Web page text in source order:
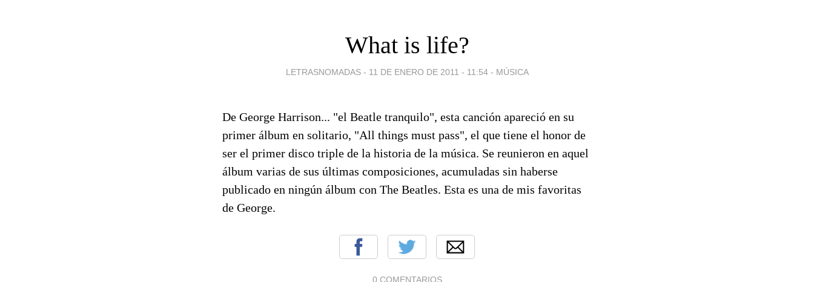
What is life?
LETRASNOMADAS - 11 DE ENERO DE 2011 - 11:54 - MÚSICA
De George Harrison... "el Beatle tranquilo", esta canción apareció en su
primer álbum en solitario, "All things must pass", el que tiene el honor de
ser el primer disco triple de la historia de la música. Se reunieron en aquel
álbum varias de sus últimas composiciones, acumuladas sin haberse
publicado en ningún álbum con The Beatles. Esta es una de mis favoritas
de George.
0 COMENTARIOS